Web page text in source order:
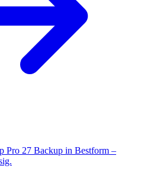
Pro 27 Backup in Bestform –